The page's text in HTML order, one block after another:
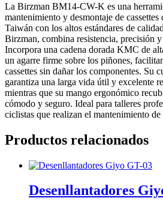
La Birzman BM14-CW-K es una
mantenimiento y desmontaje de
Taiwán con los altos estándares de
Birzman, combina resistencia, precisión
Incorpora una cadena dorada KMC de
un agarre firme sobre los piñones,
cassettes sin dañar los componentes. Su
garantiza una larga vida útil y excelente
mientras que su mango ergonómico
cómodo y seguro. Ideal para talleres
ciclistas que realizan el mantenimiento
Productos relacionados
Desenllantadores